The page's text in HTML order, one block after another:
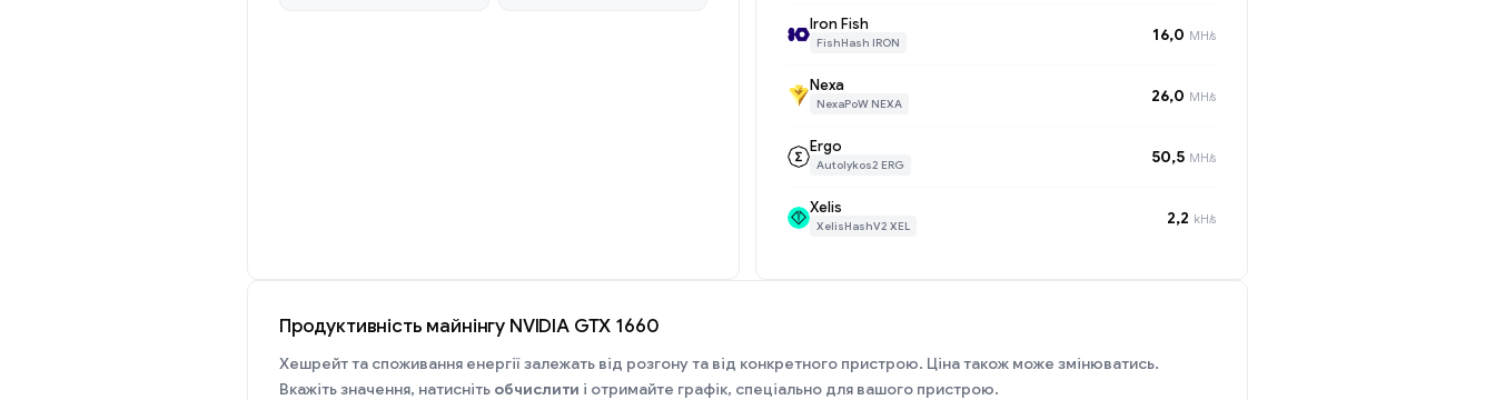
Iron Fish
FishHash IRON 16,0 MH/s
Nexa
NexaPoW NEXA 26,0 MH/s
Ergo
Autolykos2 ERG 50,5 MH/s
Xelis
XelisHashV2 XEL 2,2 kH/s
Продуктивність майнінгу NVIDIA GTX 1660
Хешрейт та споживання енергії залежать від розгону та від конкретного пристрою. Ціна також може змінюватись.
Вкажіть значення, натисніть обчислити і отримайте графік, спеціально для вашого пристрою.